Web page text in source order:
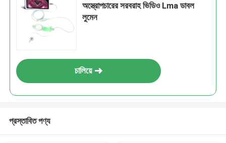
অস্ত্রোপচারের সরবরাহ ভিডিও Lma ডাবল
লুমেন
চালিয়ে
প্রস্তাবিত পণ্য